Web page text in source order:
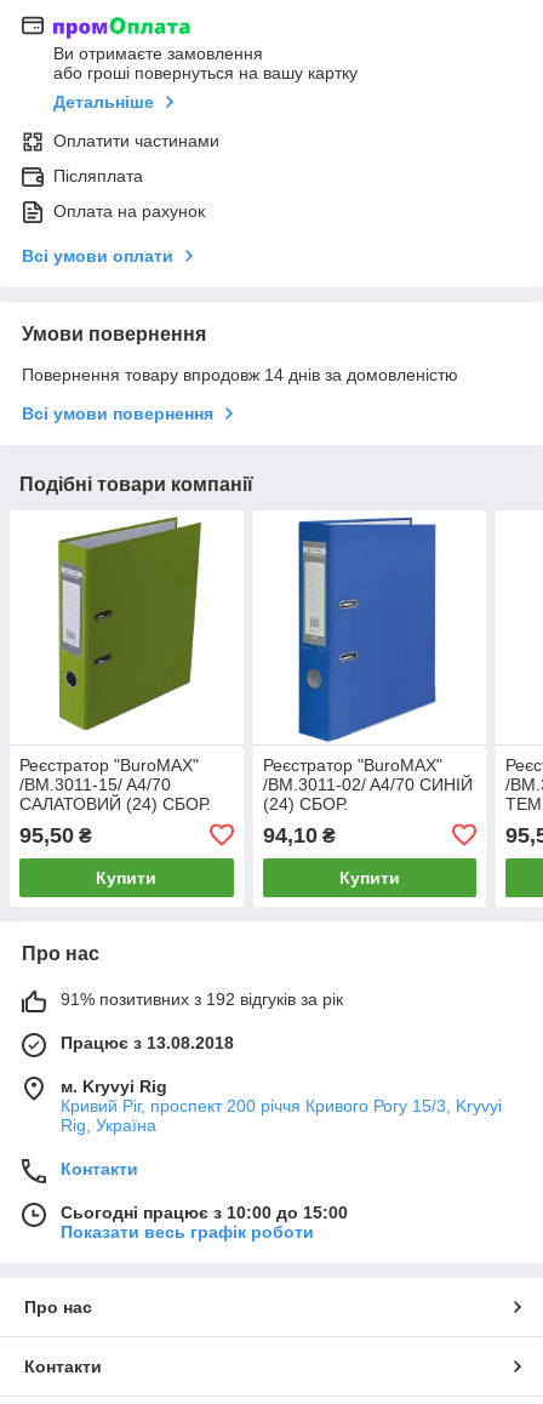
Ви отримаєте замовлення
або гроші повернуться на вашу картку
Детальніше
Оплатити частинами
Післяплата
Оплата на рахунок
Всі умови оплати
Умови повернення
Повернення товару впродовж 14 днів за домовленістю
Всі умови повернення
Подібні товари компанії
Реєстратор "BuroMAX"
/BM.3011-15/ A4/70
САЛАТОВИЙ (24) СБОР.
95,50 ₴
Купити
Реєстратор "BuroMAX"
/BM.3011-02/ A4/70 СИНІЙ
(24) СБОР.
94,10₴
Купити
/
Про нас
91% позитивних з 192 відгуків за рік
Працює з 13.08.2018
м. Kryvyi Rig
Кривий Ріг, проспект 200 річчя Кривого Рогу 15/3, Kryvyi
Rig, Україна
Контакти
Сьогодні працює з 10:00 до 15:00
Показати весь графік роботи
Про нас
Контакти